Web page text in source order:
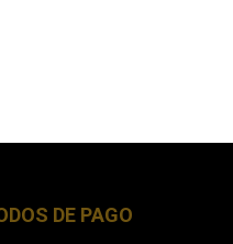
DE PAGO